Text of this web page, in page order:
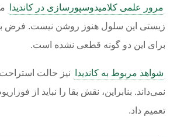
مرور علمی کلامیدوسپورسازی در کاندیدا
زیستی این سلول هنوز روشن نیست. فرض
برای این دو گونه قطعی نشده است.
شواهد مربوط به کاندیدا
نیز حالت استراحت
نمی‌داند. بنابراین، نقش بقا را نباید از
تعمیم داد.